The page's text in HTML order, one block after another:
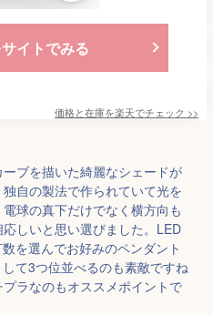
イトでみる
価格と在庫を楽天でチェック >>
ブを描いた綺麗なシェードが
自の製法で作られていて光を
球の真下だけでなく横方向も
しいと思い選びました。LED
を選んでお好みのペンダント
て3つ位並べるのも素敵ですね
ラなのもオススメポイントで